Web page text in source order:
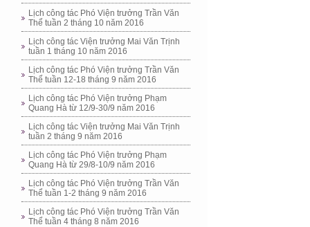
Lịch công tác Phó Viện trưởng Trần Văn
Thể tuần 2 tháng 10 năm 2016
Lịch công tác Viện trưởng Mai Văn Trịnh
tuần 1 tháng 10 năm 2016
Lịch công tác Phó Viện trưởng Trần Văn
Thể tuần 12-18 tháng 9 năm 2016
Lịch công tác Phó Viện trưởng Phạm
Quang Hà từ 12/9-30/9 năm 2016
Lịch công tác Viện trưởng Mai Văn Trịnh
tuần 2 tháng 9 năm 2016
Lịch công tác Phó Viện trưởng Phạm
Quang Hà từ 29/8-10/9 năm 2016
Lịch công tác Phó Viện trưởng Trần Văn
Thể tuần 1-2 tháng 9 năm 2016
Lịch công tác Phó Viện trưởng Trần Văn
Thể tuần 4 tháng 8 năm 2016